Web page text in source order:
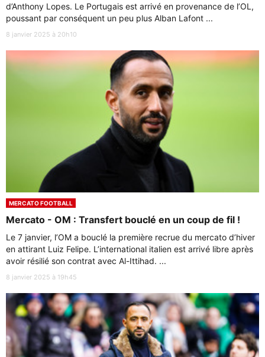
d’Anthony Lopes. Le Portugais est arrivé en provenance de l’OL,
poussant par conséquent un peu plus Alban Lafont ...
8 janvier 2025 à 20h10
MERCATO FOOTBALL
Mercato - OM : Transfert bouclé en un coup de fil !
Le 7 janvier, l’OM a bouclé la première recrue du mercato d’hiver
en attirant Luiz Felipe. L’international italien est arrivé libre après
avoir résilié son contrat avec Al-Ittihad. ...
8 janvier 2025 à 19h45